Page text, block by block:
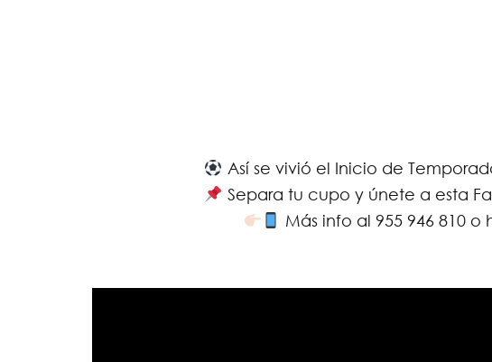
Así se vivió el Inicio de
Separa tu cupo y únete a esta
Más info al 955 946 810